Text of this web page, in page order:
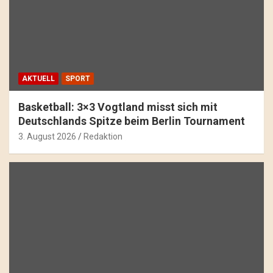
AKTUELL SPORT
Basketball: 3×3 Vogtland misst sich mit
Deutschlands Spitze beim Berlin Tournament
3. August 2026 Redaktion